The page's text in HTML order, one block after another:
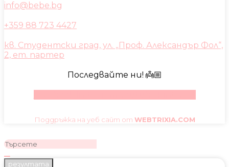
info@bebe.bg
+359 88 723 4427
кв. Студентски град, ул. „Проф. Александър Фол“,
2, ет. партер
Последвайте ни! 👼🏼
Поддръжка на уеб сайт от WEBTRIXIA.COM
резултата